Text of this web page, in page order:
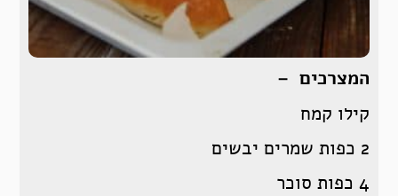
המצרכים –
קילו קמח
2 כפות שמרים יבשים
4 כפות סוכר